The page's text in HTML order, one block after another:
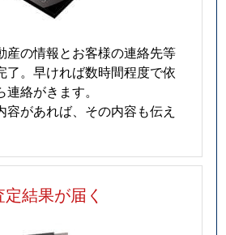
産の情報とお客様の連絡先等
了。早ければ数時間程度で依
絡がきます。
容があれば、その内容も伝え
定結果が届く